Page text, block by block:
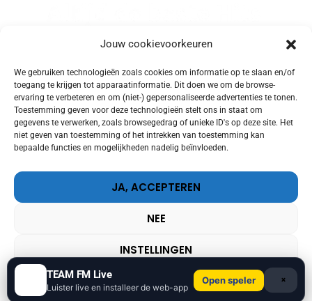
Jouw cookievoorkeuren
We gebruiken technologieën zoals cookies om informatie op te slaan en/of
toegang te krijgen tot apparaatinformatie. Dit doen we om de browse-
ervaring te verbeteren en om (niet-) gepersonaliseerde advertenties te tonen.
Toestemming geven voor deze technologieën stelt ons in staat om
gegevens te verwerken, zoals browsegedrag of unieke ID's op deze site. Het
niet geven van toestemming of het intrekken van toestemming kan
bepaalde functies en mogelijkheden nadelig beïnvloeden.
JA, ACCEPTEREN
NEE
INSTELLINGEN
Cookie Policy Privacy Policy
Youtube
Facebook
Twitter
LUISTEREN MET JE APP
TEAM FM Live
Luister live en installeer de web-app
Open speler ×